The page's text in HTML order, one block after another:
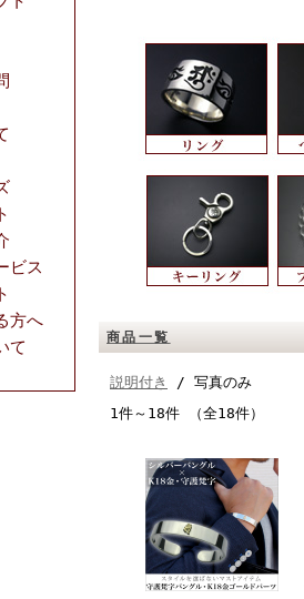
商品一覧
説明付き
/ 写真のみ
1件～18件 （全18件）